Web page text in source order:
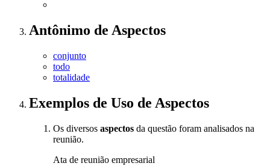
Antônimo de Aspectos
conjunto
todo
totalidade
Exemplos de Uso de Aspectos
Os diversos aspectos da questão foram analisados na
reunião.
Ata de reunião empresarial